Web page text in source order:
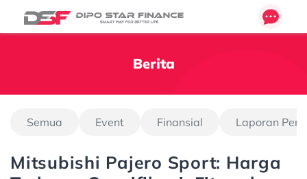
Berita
Semua Event Finansial Laporan
Mitsubishi Pajero Sport: Harga